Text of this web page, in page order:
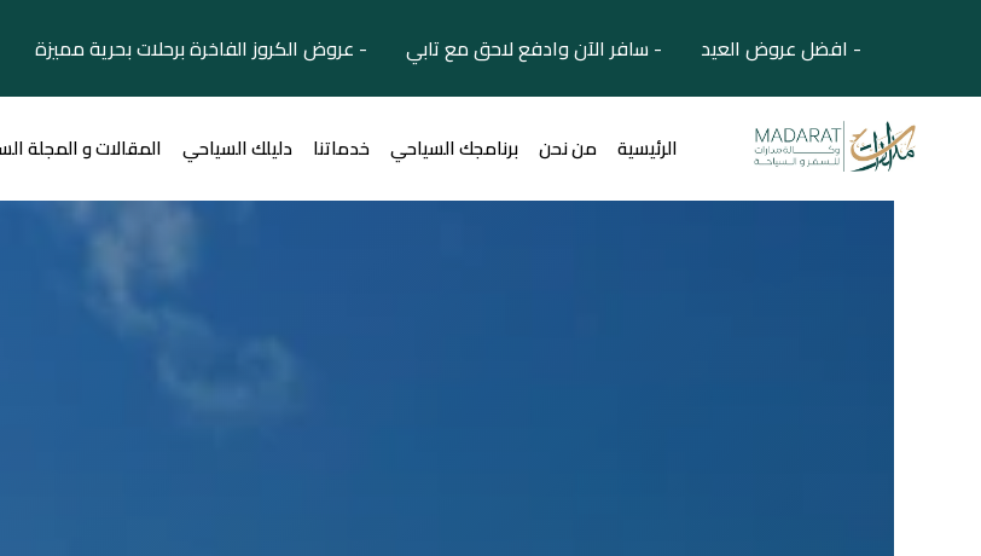
- افضل عروض العيد - سافر الآن وادفع لاحق مع تابي - عروض الكروز الفاخرة برحلات بحرية
الرئيسية من نحن برنامجك السياحي خدماتنا دليلك السياحي المقالات و المجلة